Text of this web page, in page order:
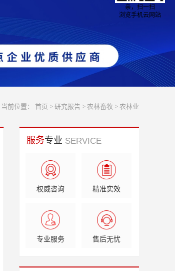
当前位置： 首页 > 研究报告 > 农林畜牧 > 农林业
服务专业 SERVICE
权威咨询 精准实效
专业服务 售后无忧
亲，扫一扫
浏览手机云网站